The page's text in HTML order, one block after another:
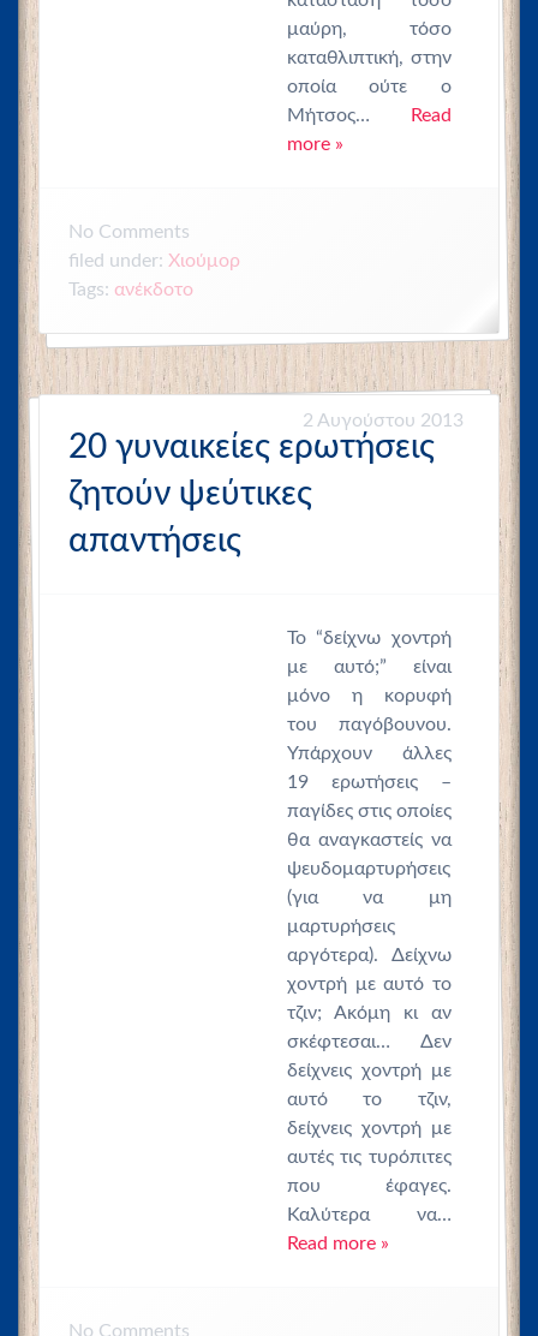
μαύρη, τόσο
καταθλιπτική, στην
οποία ούτε ο
Μήτσος…
Read
more »
No Comments
filed under: Χιούμορ
Tags: ανέκδοτο
2 Αυγούστου 2013
20 γυναικείες ερωτήσεις
ζητούν ψεύτικες
απαντήσεις
Το “δείχνω χοντρή
με αυτό;” είναι
μόνο η κορυφή
του παγόβουνου.
Υπάρχουν άλλες
19 ερωτήσεις –
παγίδες στις οποίες
θα αναγκαστείς να
ψευδομαρτυρήσεις
(για να μη
μαρτυρήσεις
αργότερα). Δείχνω
χοντρή με αυτό το
τζιν; Ακόμη κι αν
σκέφτεσαι… Δεν
δείχνεις χοντρή με
αυτό το τζιν,
δείχνεις χοντρή με
αυτές τις τυρόπιτες
που έφαγες.
Καλύτερα να…
Read more »
No Comments